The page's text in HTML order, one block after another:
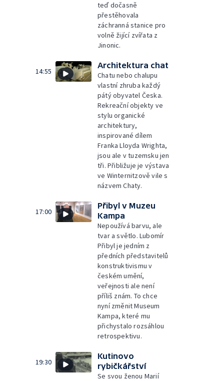
teď dočasně
přestěhovala
záchranná stanice pro
volně žijící zvířata z
Jinonic.
14:55
Architektura chat
Chatu nebo chalupu
vlastní zhruba každý
pátý obyvatel Česka.
Rekreační objekty ve
stylu organické
architektury,
inspirované dílem
Franka Lloyda Wrighta,
jsou ale v tuzemsku jen
tři. Přibližuje je výstava
ve Winternitzově vile s
názvem Chaty.
17:00
Přibyl v Muzeu
Kampa
Nepoužívá barvu, ale
tvar a světlo. Lubomír
Přibyl je jedním z
předních představitelů
konstruktivismu v
českém umění,
veřejnosti ale není
příliš znám. To chce
nyní změnit Museum
Kampa, které mu
přichystalo rozsáhlou
retrospektivu.
19:30
Kutinovo
rybičkářství
Se svou ženou Marií